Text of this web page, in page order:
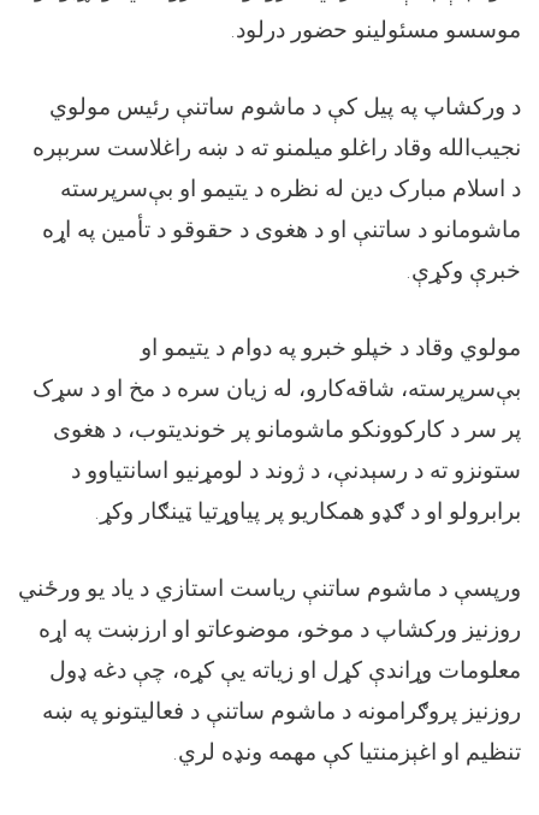
موسسو مسئولینو حضور درلود.
د ورکشاپ په پیل کې د ماشوم ساتنې رئیس مولوي
نجیب‌الله وقاد راغلو میلمنو ته د ښه راغلاست سربېره
د اسلام مبارک دین له نظره د یتیمو او بې‌سرپرسته
ماشومانو د ساتنې او د هغوی د حقوقو د تأمین په اړه
خبرې وکړې.
مولوي وقاد د خپلو خبرو په دوام د یتیمو او
بې‌سرپرسته، شاقه‌کارو، له زیان سره د مخ او د سړک
پر سر د کارکوونکو ماشومانو پر خوندیتوب، د هغوی
ستونزو ته د رسېدنې، د ژوند د لومړنیو اسانتیاوو د
برابرولو او د ګډو همکاریو پر پیاوړتیا ټینګار وکړ .
ورپسې د ماشوم ساتنې ریاست استازي د یاد یو ورځني
روزنیز ورکشاپ د موخو، موضوعاتو او ارزښت په اړه
معلومات وړاندې کړل او زیاته یې کړه، چې دغه ډول
روزنیز پروګرامونه د ماشوم ساتنې د فعالیتونو په ښه
تنظیم او اغېزمنتیا کې مهمه ونډه لري.